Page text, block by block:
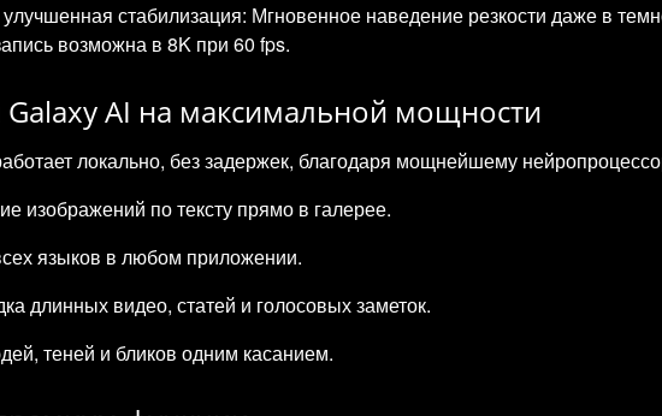
стабилизация: Мгновенное наведение резкости даже в
возможна в 8K при 60 fps.
AI на максимальной мощности
локально, без задержек, благодаря мощнейшему
изображений по тексту прямо в галерее.
языков в любом приложении.
длинных видео, статей и голосовых заметок.
теней и бликов одним касанием.